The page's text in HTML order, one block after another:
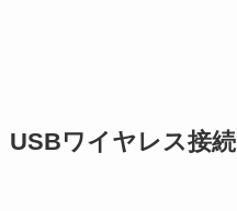
USBワイヤレス接続